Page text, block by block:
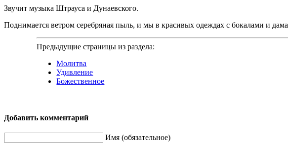
Звучит музыка Штрауса и Дунаевского.
Поднимается ветром серебряная пыль, и мы в красивых одеждах с бокалами и
Предыдущие страницы из раздела:
Молитва
Удивление
Божественное
Добавить комментарий
Имя (обязательное)